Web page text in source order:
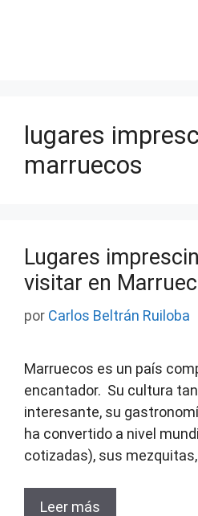
lugares
marruecos
Lugares
visitar en
por Carlos Beltrán Ruiloba
Marruecos es un país
encantador. Su cultura
interesante, su
ha convertido a nivel
cotizadas), sus
Leer más